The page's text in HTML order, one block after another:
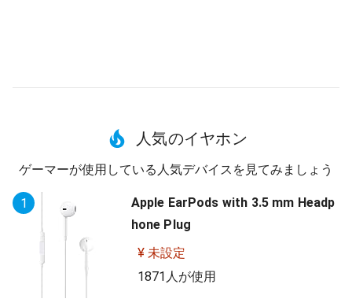
人気のイヤホン
ゲーマーが使用している人気デバイスを見てみましょう
1
Apple EarPods with 3.5 mm Headp
hone Plug
¥ 未設定
1871人が使用